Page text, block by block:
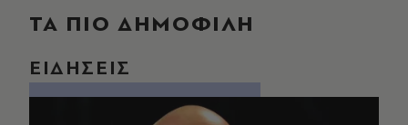
ΤΑ ΠΙΟ ΔΗΜΟΦΙΛΗ
ΕΙΔΗΣΕΙΣ